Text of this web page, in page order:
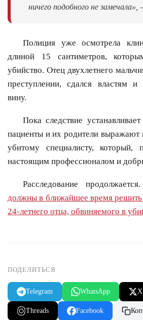
ничего подобного не замечала»,
Полиция уже осмотрела
длиной 15 сантиметров,
убийство. Отец двухлетнего
преступлении, сдался властям и
вину.
Пока следствие устанавливает
пациенты и их родители выражают
убитому специалисту,
настоящим профессионалом и
Расследование продолжается.
должны в ближайшее время
24-летнего отца, обвиняемого в
ПОДЕЛИТЬСЯ
Telegram WhatsApp
Threads Facebook